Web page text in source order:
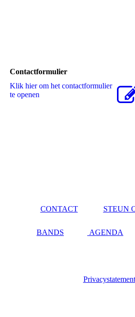
Contactformulier
Klik hier om het contactformulier
te openen
CONTACT STEUN
BANDS AGENDA
Privacystatement